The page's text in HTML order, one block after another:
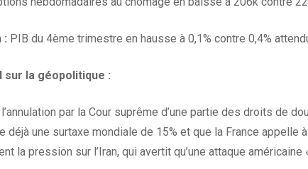
: PIB du 4ème trimestre en hausse à 0,1% contre 0,4%
sur la géopolitique :
par la Cour suprême d’une partie des droits de
déjà une surtaxe mondiale de 15% et que la France
la pression sur l’Iran, qui avertit qu’une attaque